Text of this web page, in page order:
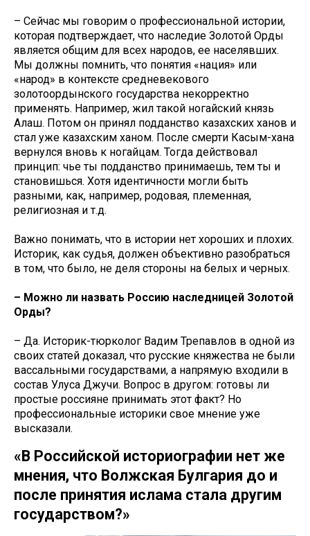
– Сейчас мы говорим о профессиональной истории,
которая подтверждает, что наследие Золотой Орды
является общим для всех народов, ее населявших.
Мы должны помнить, что понятия «нация» или
«народ» в контексте средневекового
золотоордынского государства некорректно
применять. Например, жил такой ногайский князь
Алаш. Потом он принял подданство казахских ханов и
стал уже казахским ханом. После смерти Касым-хана
вернулся вновь к ногайцам. Тогда действовал
принцип: чье ты подданство принимаешь, тем ты и
становишься. Хотя идентичности могли быть
разными, как, например, родовая, племенная,
религиозная и т.д.
Важно понимать, что в истории нет хороших и плохих.
Историк, как судья, должен объективно разобраться
в том, что было, не деля стороны на белых и черных.
– Можно ли назвать Россию наследницей Золотой
Орды?
– Да. Историк-тюрколог Вадим Трепавлов в одной из
своих статей доказал, что русские княжества не были
вассальными государствами, а напрямую входили в
состав Улуса Джучи. Вопрос в другом: готовы ли
простые россияне принимать этот факт? Но
профессиональные историки свое мнение уже
высказали.
«В Российской историографии нет же
мнения, что Волжская Булгария до и
после принятия ислама стала другим
государством?»